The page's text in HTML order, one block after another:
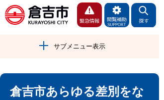
サブメニュー表示
倉吉市あらゆる差別をな